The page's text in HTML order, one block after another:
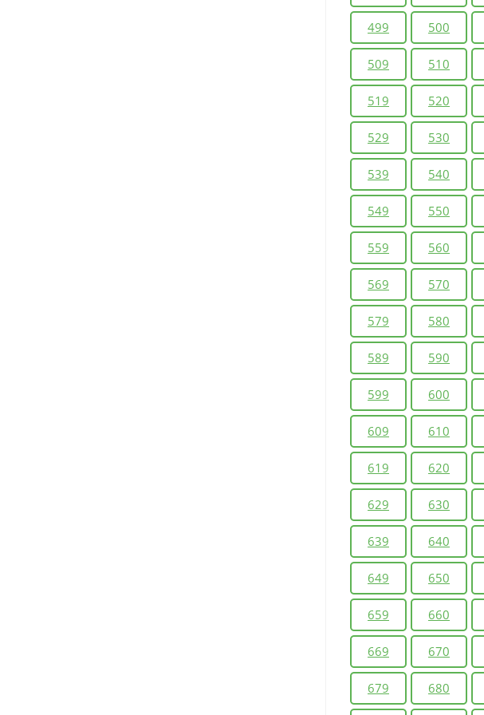
499 500
509 510
519 520
529 530
539 540
549 550
559 560
569 570
579 580
589 590
599 600
609 610
619 620
629 630
639 640
649 650
659 660
669 670
679 680